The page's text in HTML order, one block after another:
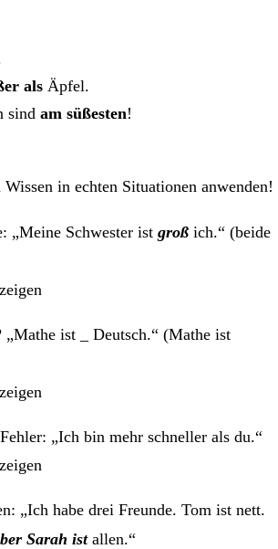
als Äpfel.
sind am süßesten!
in echten Situationen anwenden!
„Meine Schwester ist groß ich.“ (beide
„Mathe ist
Deutsch.“ (Mathe ist
„Ich bin mehr schneller als du.“
„Ich habe drei Freunde. Tom ist nett.
Sarah istallen.“